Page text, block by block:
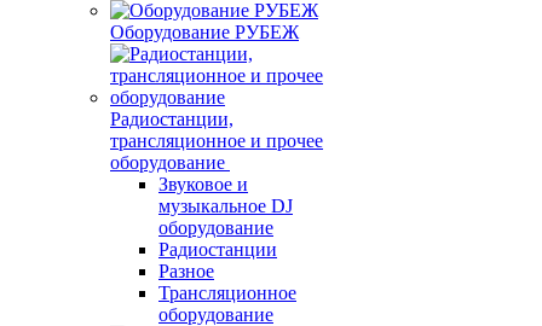
Оборудование РУБЕЖ
Радиостанции,
трансляционное и прочее
оборудование
Звуковое и
музыкальное DJ
оборудование
Радиостанции
Разное
Трансляционное
оборудование